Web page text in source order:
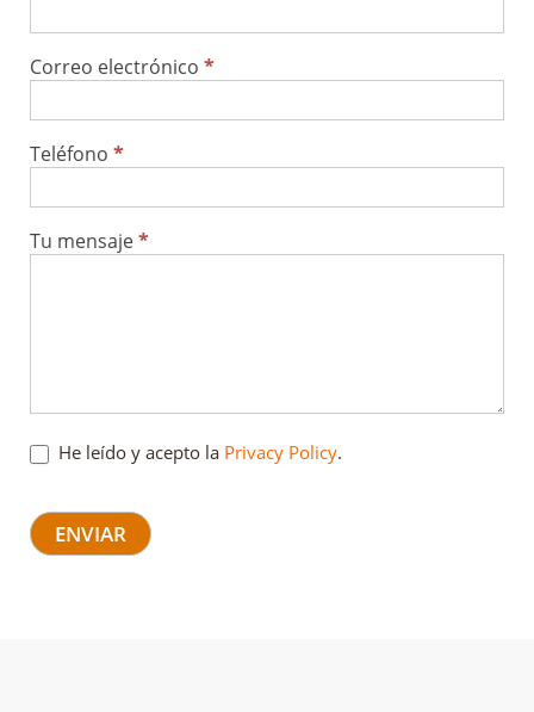
Correo electrónico *
Teléfono *
Tu mensaje*
He leído y acepto la Privacy Policy.
ENVIAR